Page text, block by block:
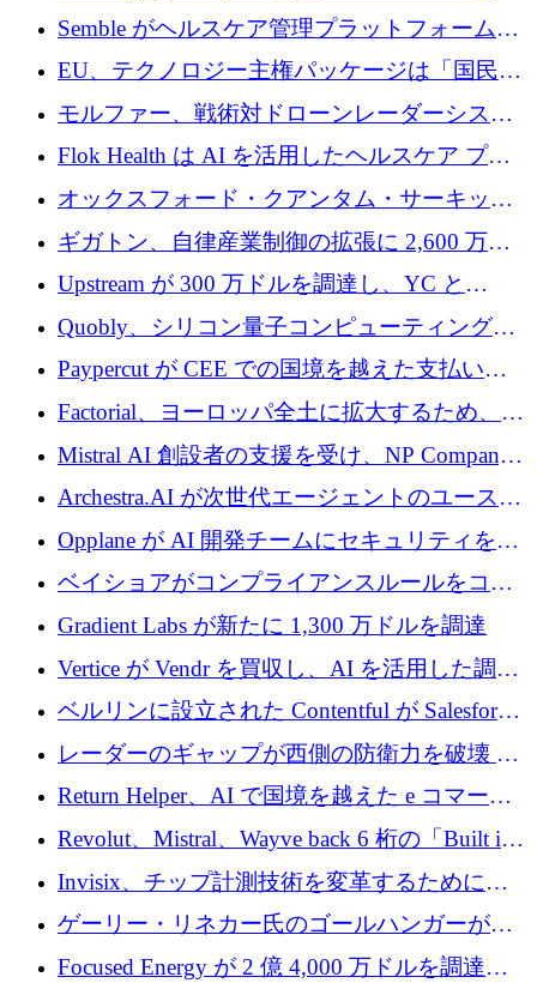
ェアの最新化のために 660 万ドルを調達
Semble がヘルスケア管理プラットフォームを
拡大するためにシリーズ C で 3,000 万ポンド
を調達
EU、テクノロジー主権パッケージは「国民の
保護」に関するものだと発言
モルファー、戦術対ドローンレーダーシステ
ムを最前線に近づけるために150万ユーロを調
Flok Health は AI を活用したヘルスケア プラ
ットフォームの成長に 1,250 万ドルを投資
オックスフォード・クアンタム・サーキット
が「成人向け」2億6,000万ポンドの資金調達
ラウンドを獲得
ギガトン、自律産業制御の拡張に 2,600 万ド
ルを調達
Upstream が 300 万ドルを調達し、YC と
Xavier Niel が支援する共同 AI 受信箱を立ち上
げる
Quobly、シリコン量子コンピューティングの
商用化のためにシリーズ A で 1 億 1,500 万ユ
ーロを調達
Paypercut が CEE での国境を越えた支払いを
拡大するために 500 万ユーロを確保
Factorial、ヨーロッパ全土に拡大するため、25
億ドルの評価額で1億5,000万ドルのシリーズD
Mistral AI 創設者の支援を受け、NP Company
がエンジニアリング向け AI を推進するために
600 万ユーロのプレシードを確保
Archestra.AI が次世代エージェントのユースケ
ースを実現するために 1,000 万ドルを調達
Opplane が AI 開発チームにセキュリティをも
たらすために 450 万ユーロを調達
ベイショアがコンプライアンスルールをコー
ド化するために800万ドルを調達
Gradient Labs が新たに 1,300 万ドルを調達
Vertice が Vendr を買収し、AI を活用した調達
インテリジェンス プラットフォームを構築
ベルリンに設立された Contentful が Salesforce
に買収される
レーダーのギャップが西側の防衛力を破壊 —
そしてベルリンのチップスタートアップがそ
れを埋める
Return Helper、AI で国境を越えた e コマース
の返品を利益に変えるシリーズ A で 400 万ド
ルを調達
Revolut、Mistral、Wayve back 6 桁の「Built in
Europe」キャンペーン
Invisix、チップ計測技術を変革するために
2,000 万ユーロのシードラウンドを完了
ゲーリー・リネカー氏のゴールハンガーがVC
事業を開始
Focused Energy が 2 億 4,000 万ドルを調達、